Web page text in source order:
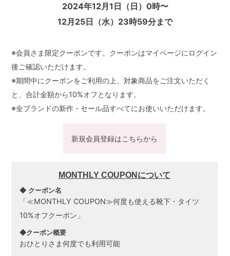
2024年12月1日（日）0時〜
12月25日（水）23時59分まで
※会員さま限定クーポンです。クーポンはマイページにログイン
後ご確認いただけます。
※期間中にクーポンをご利用の上、対象商品をご注文いただく
と、合計金額から10%オフとなります。
※全ブランドの新作・セール品すべてにお使いいただけます。
新規会員登録はこちらから
MONTHLY COUPONについて
◆ クーポン名
「≪MONTHLY COUPON≫何度も使える靴下・タイツ
10%オフクーポン」
◆クーポン概要
おひとりさま何度でも利用可能